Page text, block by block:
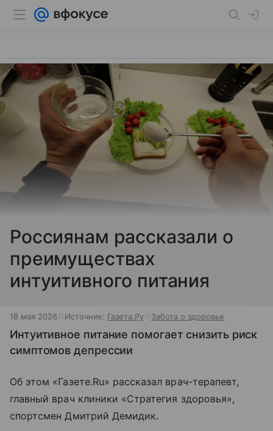
Россиянам рассказали о
преимуществах
интуитивного питания
18 мая 2026 Источник: Газета.Ру Забота о здоровье
Интуитивное питание помогает снизить риск
симптомов депрессии
Об этом «Газете.Ru» рассказал врач-терапевт,
главный врач клиники «Стратегия здоровья»,
спортсмен Дмитрий Демидик.